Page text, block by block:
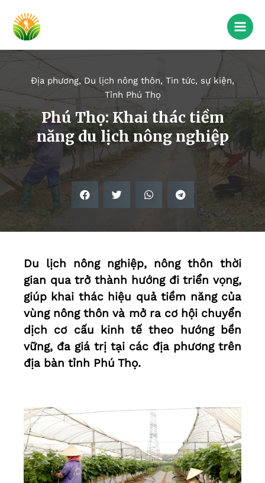
Địa phương,Du lịch nông thôn, Tin tức, sự kiện,
Tỉnh Phú Thọ
Phú Thọ: Khai thác tiềm
năng du lịch nông nghiệp
Du lịch nông nghiệp, nông thôn thời
gian qua trở thành hướng đi triển vọng,
giúp khai thác hiệu quả tiềm năng của
vùng nông thôn và mở ra cơ hội chuyển
dịch cơ cấu kinh tế theo hướng bền
vững, đa giá trị tại các địa phương trên
địa bàn tỉnh Phú Thọ.